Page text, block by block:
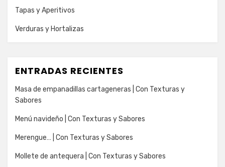
Tapas y Aperitivos
Verduras y Hortalizas
ENTRADAS RECIENTES
Masa de empanadillas cartageneras | Con Texturas y
Sabores
Menú navideño | Con Texturas y Sabores
Merengue… | Con Texturas y Sabores
Mollete de antequera | Con Texturas y Sabores